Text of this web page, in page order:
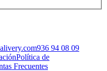
936 94 08 09
Política de
Frecuentes